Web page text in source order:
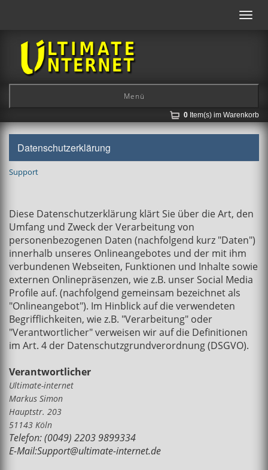
Menü
0 Item(s) im Warenkorb
Datenschutzerklärung
Support
Diese Datenschutzerklärung klärt Sie über die Art, den
Umfang und Zweck der Verarbeitung von
personenbezogenen Daten (nachfolgend kurz "Daten")
innerhalb unseres Onlineangebotes und der mit ihm
verbundenen Webseiten, Funktionen und Inhalte sowie
externen Onlinepräsenzen, wie z.B. unser Social Media
Profile auf. (nachfolgend gemeinsam bezeichnet als
"Onlineangebot"). Im Hinblick auf die verwendeten
Begrifflichkeiten, wie z.B. "Verarbeitung" oder
"Verantwortlicher" verweisen wir auf die Definitionen
im Art. 4 der Datenschutzgrundverordnung (DSGVO).
Verantwortlicher
Ultimate-internet
Markus Simon
Hauptstr. 203
51143 Köln
Telefon: (0049) 2203 9899334
E-Mail:Support@ultimate-internet.de